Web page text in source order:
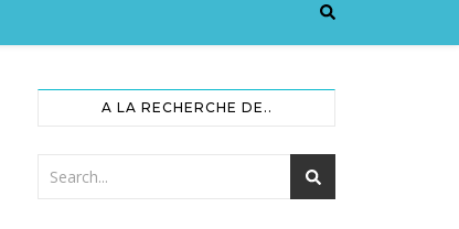
A LA RECHERCHE DE..